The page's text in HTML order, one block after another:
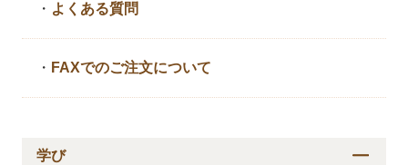
・ よくある質問
・ FAXでのご注文について
学び